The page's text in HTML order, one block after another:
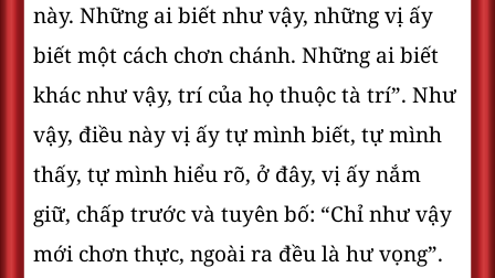
này. Những ai biết như vậy, những vị ấy
biết một cách chơn chánh. Những ai biết
khác như vậy, trí của họ thuộc tà trí”. Như
vậy, điều này vị ấy tự mình biết, tự mình
thấy, tự mình hiểu rõ, ở đây, vị ấy nắm
giữ, chấp trước và tuyên bố: “Chỉ như vậy
mới chơn thực, ngoài ra đều là hư vọng”.